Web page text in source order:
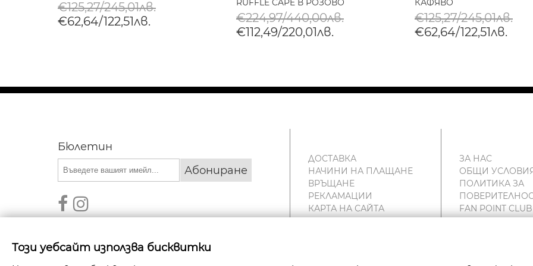
€125,27/245,01лв.
€62,64/122,51лв.
RUFFLE CAPE В РОЗОВО
€224,97/440,00лв.
€112,49/220,01лв.
КАФЯВО
€125,27/245,01лв.
€62,64/122,51лв.
Бюлетин
Абониране
ДОСТАВКА
НАЧИНИ НА ПЛАЩАНЕ
ВРЪЩАНЕ
РЕКЛАМАЦИИ
КАРТА НА САЙТА
ЗА НАС
ОБЩИ
ПОЛИТИКА ЗА
FAN POINT CLUB
Този уебсайт използва бисквитки